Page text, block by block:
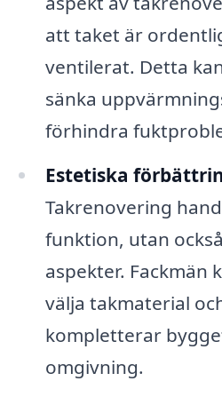
att taket är
ventilerat. Detta
sänka
förhindra
Estetiska
Takrenovering
funktion, utan
aspekter. Fackmän
välja takmaterial
kompletterar
omgivning.